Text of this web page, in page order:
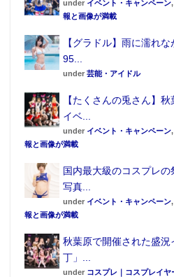
under イベント・キャンペーン,
報と画像が満載
【グラドル】雨に濡れ
95...
under 芸能・アイドル
【たくさんの兎さん】
イベ...
under イベント・キャンペーン,
報と画像が満載
国内最大級のコスプレの
写真...
under イベント・キャンペーン,
報と画像が満載
秋葉原で開催された盛
丁」...
under コスプレ｜コスプレイ